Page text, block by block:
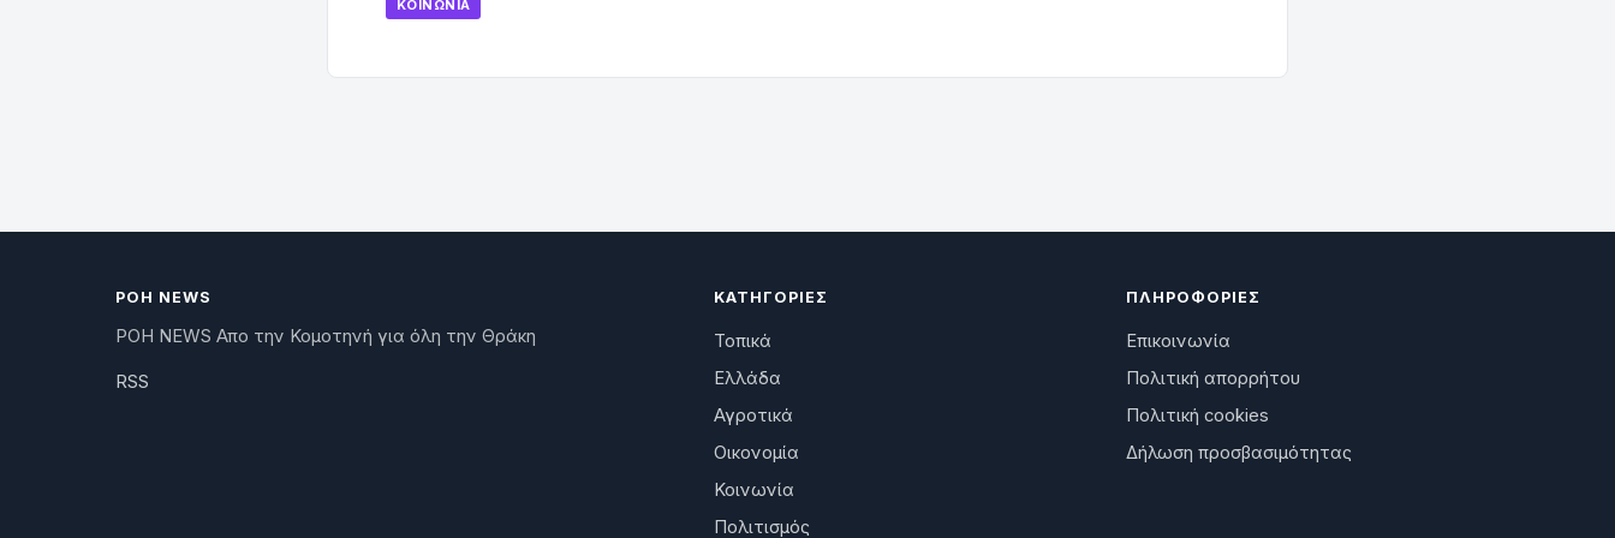
ΚΟΙΝΩΝΊΑ
ΡΟΗ NEWS
ΡΟΗ NEWS Απο την Κομοτηνή για όλη την Θράκη
RSS
ΚΑΤΗΓΟΡΊΕΣ
Τοπικά
Ελλάδα
Αγροτικά
Οικονομία
Κοινωνία
Πολιτισμός
ΠΛΗΡΟΦΟΡΊΕΣ
Επικοινωνία
Πολιτική απορρήτου
Πολιτική cookies
Δήλωση προσβασιμότητας